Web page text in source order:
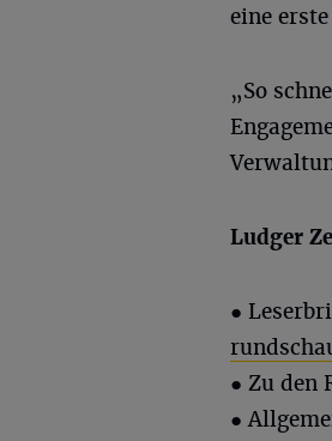
eine
„So
Ludger
●
● Zu den
●